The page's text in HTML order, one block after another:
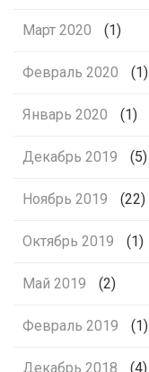
Март 2020 (1)
Февраль 2020 (1)
Январь 2020 (1)
Декабрь 2019 (5)
Ноябрь 2019 (22)
Октябрь 2019 (1)
Май 2019 (2)
Февраль 2019 (1)
Декабрь 2018 (4)